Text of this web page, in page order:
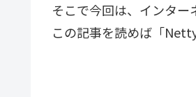
そこで今回は、インター
この記事を読めば「